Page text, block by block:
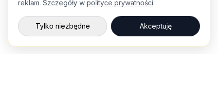
reklam. Szczegóły w polityce prywatności.
Tylko niezbędne Akceptuję